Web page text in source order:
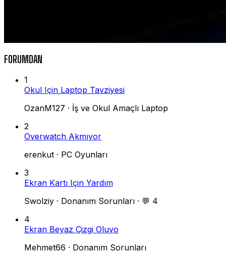
FORUMDAN
1
Okul Için Laptop Tavziyesi
OzanM127 · İş ve Okul Amaçlı Laptop
2
Overwatch Akmıyor
erenkut · PC Oyunları
3
Ekran Kartı Için Yardım
Swolziy · Donanım Sorunları · 💬 4
4
Ekran Beyaz Çizgi Oluyo
Mehmet66 · Donanım Sorunları